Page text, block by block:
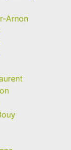
Arnon